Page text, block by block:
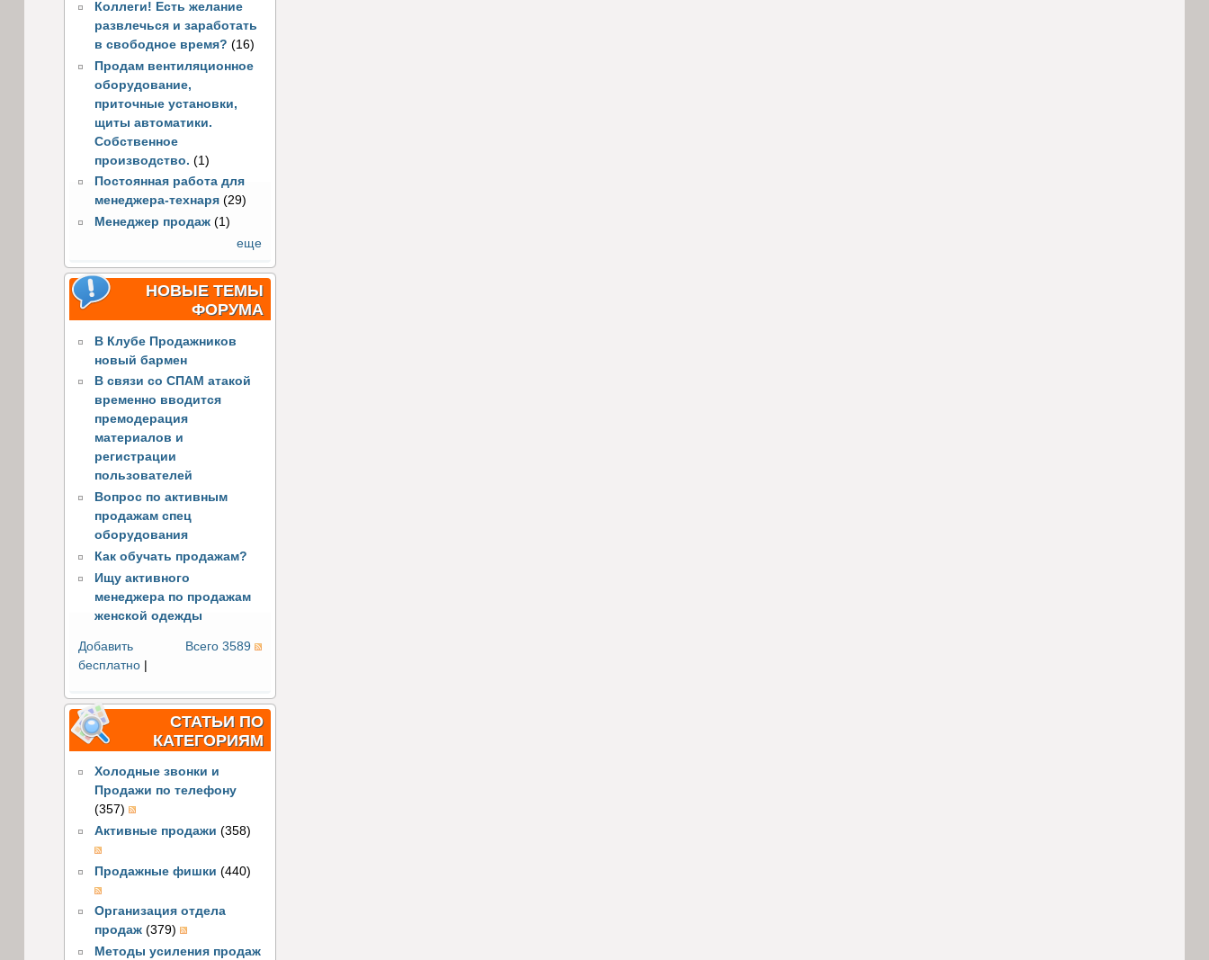
Коллеги! Есть желание
развлечься и заработать
в свободное время? (16)
Продам вентиляционное
оборудование,
приточные установки,
щиты автоматики.
Собственное
производство. (1)
Постоянная работа для
менеджера-технаря (29)
Менеджер продаж (1)
еще
НОВЫЕ ТЕМЫ
ФОРУМА
В Клубе Продажников
новый бармен
В связи со СПАМ атакой
временно вводится
премодерация
материалов и
регистрации
пользователей
Вопрос по активным
продажам спец
оборудования
Как обучать продажам?
Ищу активного
менеджера по продажам
женской одежды
Всего 3589
Добавить
бесплатно|
СТАТЬИ ПО
КАТЕГОРИЯМ
Холодные звонки и
Продажи по телефону
(357)
Активные продажи (358)
Продажные фишки (440)
Организация отдела
продаж (379)
Методы усиления продаж